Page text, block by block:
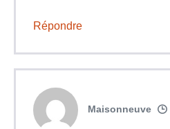
Répondre
Maisonneuve